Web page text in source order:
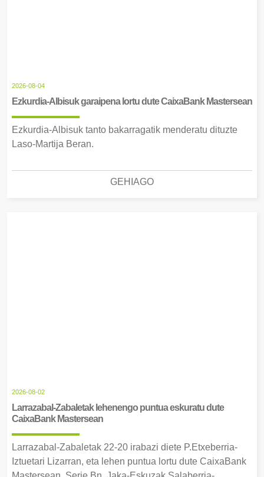
2026-08-04
Ezkurdia-Albisuk garaipena lortu dute CaixaBank Mastersean
Ezkurdia-Albisuk tanto bakarragatik menderatu dituzte
Laso-Martija Beran.
GEHIAGO
2026-08-02
Larrazabal-Zabaletak lehenengo puntua eskuratu dute
CaixaBank Mastersean
Larrazabal-Zabaletak 22-20 irabazi diete P.Etxeberria-
Iztuetari Lizarran, eta lehen puntua lortu dute CaixaBank